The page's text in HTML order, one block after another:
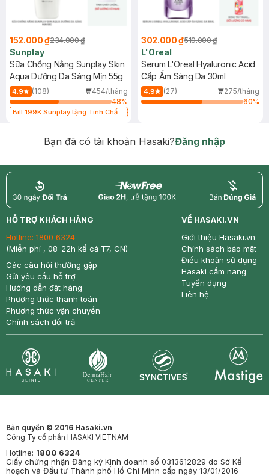
152.000 ₫234.000 ₫
Sunplay
Sữa Chống Nắng Sunplay Skin
Aqua Dưỡng Da Sáng Mịn 55g
4.9 (108)
454/tháng
48%
Bill 199K Sunplay tặng Tinh Chất
302.000 ₫519.000 ₫
L'Oreal
Serum L'Oreal Hyaluronic Acid
Cấp Ẩm Sáng Da 30ml
4.9 (27)
275/tháng
60%
Bạn đã có tài khoản Hasaki?Đăng nhập
return nowfree price
HỖ TRỢ KHÁCH HÀNG
Hotline: 1800 6324
(Miễn phí , 08-22h kể cả T7, CN)
Các câu hỏi thường gặp
Gửi yêu cầu hỗ trợ
Hướng dẫn đặt hàng
Phương thức thanh toán
Phương thức vận chuyển
Chính sách đổi trả
VỀ HASAKI.VN
Giới thiệu Hasaki.vn
Chính sách bảo mật
Điều khoản sử dụng
Hasaki cẩm nang
Tuyển dụng
Liên hệ
Bản quyền © 2016 Hasaki.vn
Công Ty cổ phần HASAKI VIETNAM
Hotline: 1800 6324
Giấy chứng nhận Đăng ký Kinh doanh số 0313612829 do Sở Kế
hoạch và Đầu tư Thành phố Hồ Chí Minh cấp ngày 13/01/2016